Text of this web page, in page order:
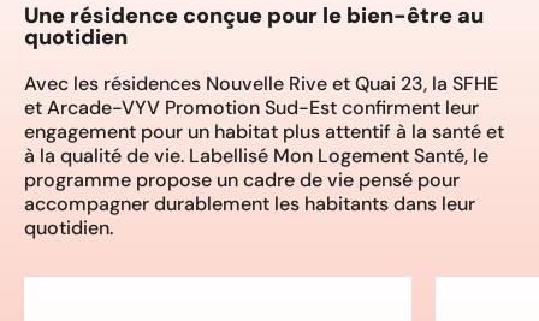
Une résidence conçue pour le bien-être au
quotidien
Avec les résidences Nouvelle Rive et Quai 23, la SFHE
et Arcade-VYV Promotion Sud-Est confirment leur
engagement pour un habitat plus attentif à la santé et
à la qualité de vie. Labellisé Mon Logement Santé, le
programme propose un cadre de vie pensé pour
accompagner durablement les habitants dans leur
quotidien.